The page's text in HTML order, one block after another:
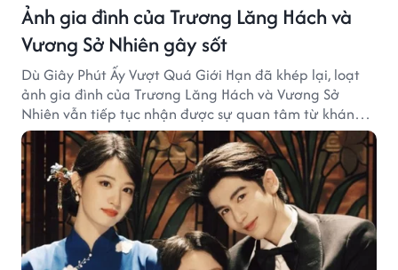
Ảnh gia đình của Trương Lăng Hách và
Vương Sở Nhiên gây sốt
Dù Giây Phút Ấy Vượt Quá Giới Hạn đã khép lại, loạt
ảnh gia đình của Trương Lăng Hách và Vương Sở
Nhiên vẫn tiếp tục nhận được sự quan tâm từ khán
giả.